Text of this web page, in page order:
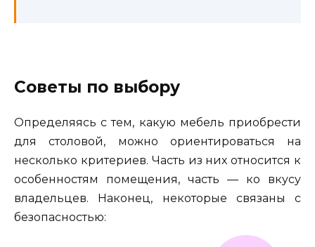
Советы по выбору
Определяясь с тем, какую мебель приобрести
для столовой, можно ориентироваться на
несколько критериев. Часть из них относится к
особенностям помещения, часть — ко вкусу
владельцев. Наконец, некоторые связаны с
безопасностью: